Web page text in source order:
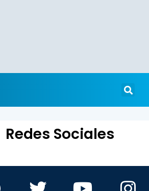
Redes Sociales